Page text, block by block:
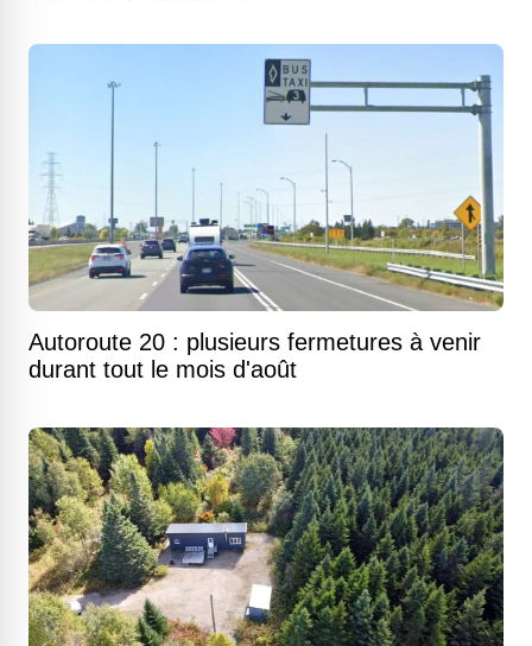
Autoroute 20 : plusieurs fermetures à venir
durant tout le mois d'août